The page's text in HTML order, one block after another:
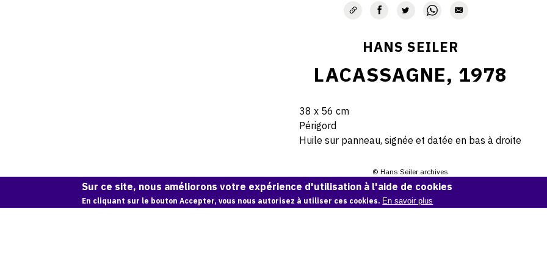
HANS SEILER
LACASSAGNE, 1978
38 x 56 cm
Périgord
Huile sur panneau, signée et datée en bas à droite
© Hans Seiler archives
Demande d'information
Sur ce site, nous améliorons votre expérience d'utilisation à l'aide de cookies
En cliquant sur le bouton Accepter, vous nous autorisez à utiliser ces cookies. En savoir plus